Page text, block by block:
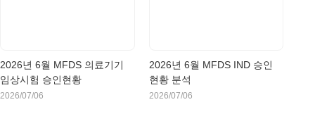
2026년 6월 MFDS 의료기기
임상시험 승인현황
2026/07/06
2026년 6월 MFDS IND 승인
현황 분석
2026/07/06